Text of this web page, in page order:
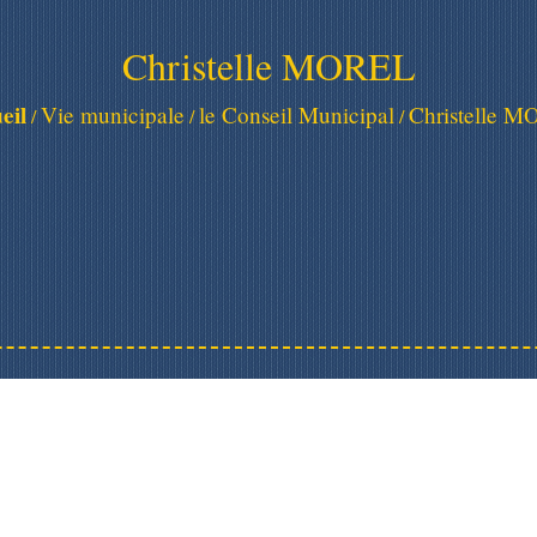
Christelle MOREL
/Vie municipale /le Conseil Municipal/Christelle